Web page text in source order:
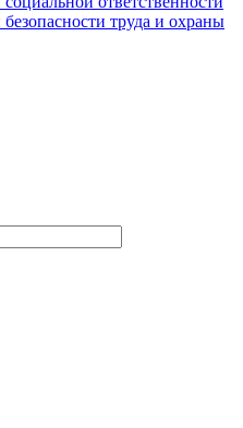
труда и охраны